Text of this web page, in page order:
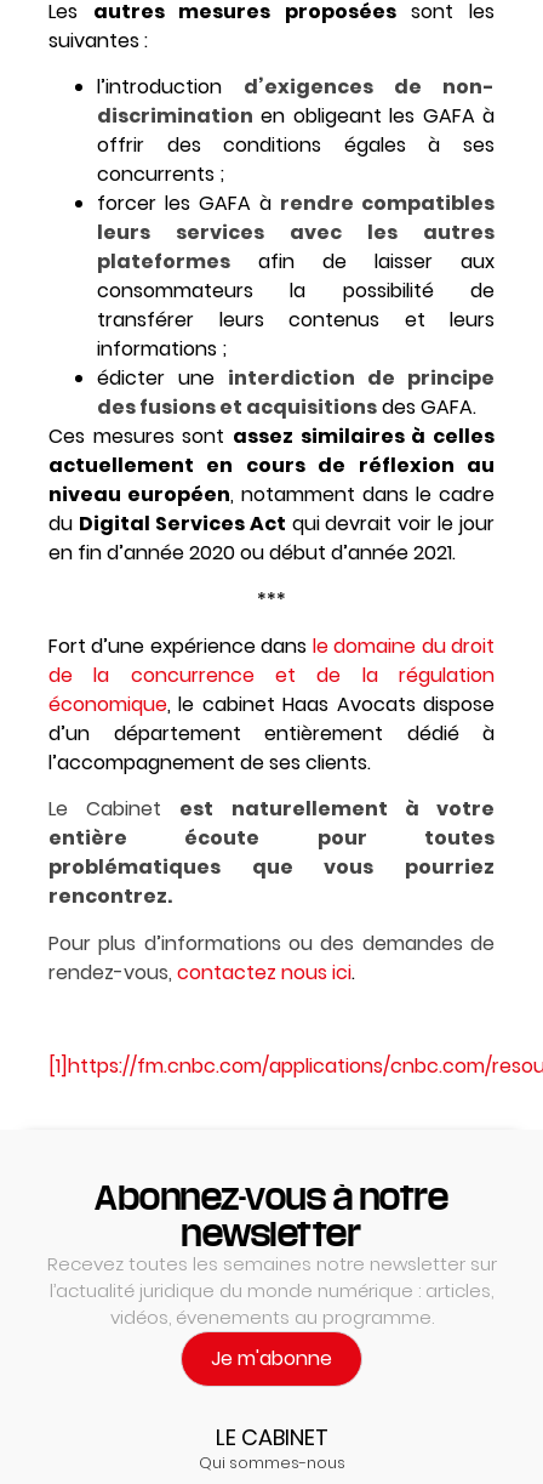
Les autres mesures proposéessont les
suivantes :
l’introduction d’exigences de non-
discrimination en obligeant les GAFA à
offrir des conditions égales à ses
concurrents ;
forcer les GAFA à rendre compatibles
leurs services avec les autres
plateformes afin de laisser aux
consommateurs la possibilité de
transférer leurs contenus et leurs
informations ;
édicter une interdiction de principe
des fusions et acquisitionsdes GAFA.
Ces mesures sont assez similaires à celles
actuellement en cours de réflexion au
niveau européen, notamment dans le cadre
du Digital Services Act qui devrait voir le jour
en fin d’année 2020 ou début d’année 2021.
***
Fort d’une expérience dans le domaine du droit
de la concurrence et de la régulation
économique, le cabinet Haas Avocats dispose
d’un département entièrement dédié à
l’accompagnement de ses clients.
Le Cabinet est naturellement à votre
entière écoute pour toutes
problématiques que vous pourriez
rencontrez.
Pour plus d’informations ou des demandes de
rendez-vous, contactez nous ici.
[1]https://fm.cnbc.com/applications/cnbc.com/
Abonnez-vous à notre
newsletter
Recevez toutes les semaines notre newsletter sur
l’actualité juridique du monde numérique : articles,
vidéos, évenements au programme.
Je m'abonne
LE CABINET
Qui sommes-nous